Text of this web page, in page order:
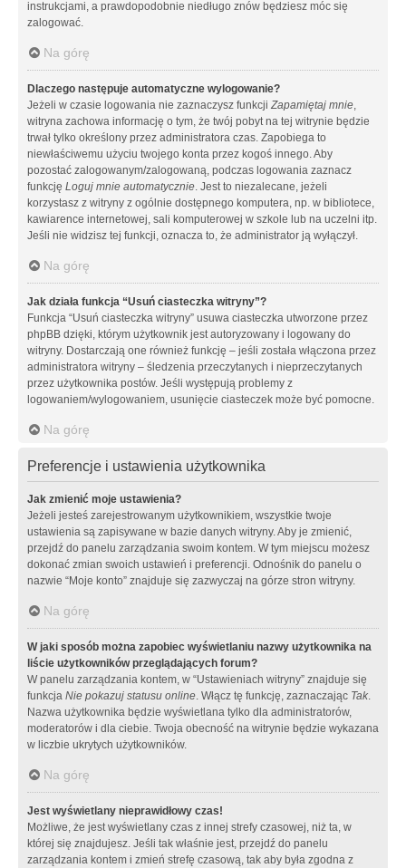
instrukcjami, a prawdopodobnie niedługo znów będziesz móc się
zalogować.
Na górę
Dlaczego następuje automatyczne wylogowanie?
Jeżeli w czasie logowania nie zaznaczysz funkcji Zapamiętaj mnie,
witryna zachowa informację o tym, że twój pobyt na tej witrynie będzie
trwał tylko określony przez administratora czas. Zapobiega to
niewłaściwemu użyciu twojego konta przez kogoś innego. Aby
pozostać zalogowanym/zalogowaną, podczas logowania zaznacz
funkcję Loguj mnie automatycznie. Jest to niezalecane, jeżeli
korzystasz z witryny z ogólnie dostępnego komputera, np. w bibliotece,
kawiarence internetowej, sali komputerowej w szkole lub na uczelni itp.
Jeśli nie widzisz tej funkcji, oznacza to, że administrator ją wyłączył.
Na górę
Jak działa funkcja “Usuń ciasteczka witryny”?
Funkcja “Usuń ciasteczka witryny” usuwa ciasteczka utworzone przez
phpBB dzięki, którym użytkownik jest autoryzowany i logowany do
witryny. Dostarczają one również funkcję – jeśli została włączona przez
administratora witryny – śledzenia przeczytanych i nieprzeczytanych
przez użytkownika postów. Jeśli występują problemy z
logowaniem/wylogowaniem, usunięcie ciasteczek może być pomocne.
Na górę
Preferencje i ustawienia użytkownika
Jak zmienić moje ustawienia?
Jeżeli jesteś zarejestrowanym użytkownikiem, wszystkie twoje
ustawienia są zapisywane w bazie danych witryny. Aby je zmienić,
przejdź do panelu zarządzania swoim kontem. W tym miejscu możesz
dokonać zmian swoich ustawień i preferencji. Odnośnik do panelu o
nazwie “Moje konto” znajduje się zazwyczaj na górze stron witryny.
Na górę
W jaki sposób można zapobiec wyświetlaniu nazwy użytkownika na
liście użytkowników przeglądających forum?
W panelu zarządzania kontem, w “Ustawieniach witryny” znajduje się
funkcja Nie pokazuj statusu online. Włącz tę funkcję, zaznaczając Tak.
Nazwa użytkownika będzie wyświetlana tylko dla administratorów,
moderatorów i dla ciebie. Twoja obecność na witrynie będzie wykazana
w liczbie ukrytych użytkowników.
Na górę
Jest wyświetlany nieprawidłowy czas!
Możliwe, że jest wyświetlany czas z innej strefy czasowej, niż ta, w
której się znajdujesz. Jeśli tak właśnie jest, przejdź do panelu
zarządzania kontem i zmień strefę czasową, tak aby była zgodna z